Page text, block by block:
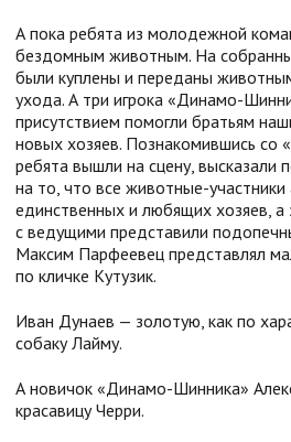
А пока ребята из молодежной
бездомным животным. На
были куплены и переданы
ухода. А три игрока «Динамо-
присутствием помогли братьям
новых хозяев. Познакомившись со
ребята вышли на сцену, высказали
на то, что все животные-участники
единственных и любящих хозяев, а
с ведущими представили
Максим Парфеевец представлял
по кличке Кутузик.
Иван Дунаев — золотую, как по
собаку Лайму.
А новичок «Динамо-Шинника»
красавицу Черри.